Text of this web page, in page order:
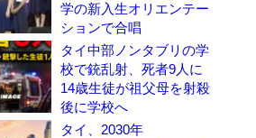
学の新入生オリエンテー
ションで合唱
タイ中部ノンタブリの学
校で銃乱射、死者9人に
14歳生徒が祖父母を射殺
後に学校へ
タイ、2030年